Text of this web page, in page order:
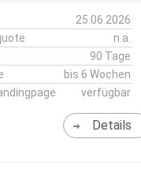
25.06.2026
n.a.
90 Tage
bis 6 Wochen
verfügbar
Details